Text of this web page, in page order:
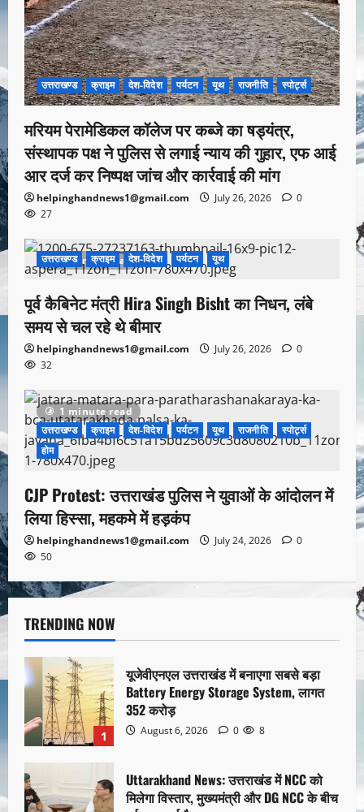
उत्तराखण्ड क्राइम देश-विदेश पर्यटन यूथ राजनीति स्पोर्ट्स
मरियम पेरामेडिकल कॉलेज पर कब्जे का षड्यंत्र,
संस्थापक पक्ष ने पुलिस से लगाई न्याय की गुहार, एफ आई
आर दर्ज कर निष्पक्ष जांच और कार्रवाई की मांग
helpinghandnews1@gmail.com July 26, 2026
0
27
1 minute read
उत्तराखण्ड क्राइम देश-विदेश पर्यटन यूथ
पूर्व कैबिनेट मंत्री Hira Singh Bisht का निधन, लंबे
समय से चल रहे थे बीमार
helpinghandnews1@gmail.com July 26, 2026
0
32
1 minute read
उत्तराखण्ड
क्राइम देश-विदेश पर्यटन यूथ राजनीति
स्पोर्ट्स
होम
CJP Protest: उत्तराखंड पुलिस ने युवाओं के आंदोलन में
लिया हिस्सा, महकमे में हड़कंप
helpinghandnews1@gmail.com July 24, 2026
0
50
TRENDING NOW
1
यूजेवीएनएल उत्तराखंड में बनाएगा सबसे बड़ा
Battery Energy Storage System, लागत
352 करोड़
August 6, 2026 0 8
Uttarakhand News: उत्तराखंड में NCC को
मिलेगा विस्तार, मुख्यमंत्री और DG NCC के बीच